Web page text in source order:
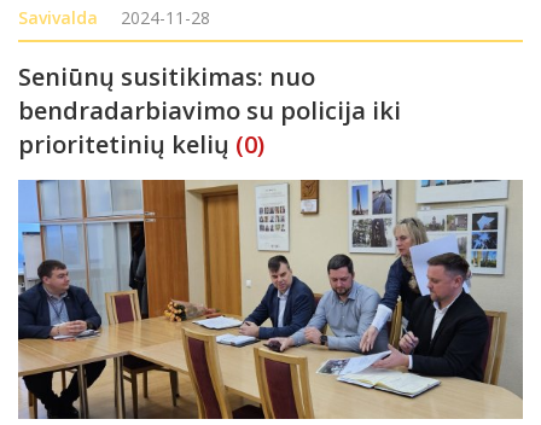
Savivalda 2024-11-28
Seniūnų susitikimas: nuo
bendradarbiavimo su policija iki
prioritetinių kelių (0)